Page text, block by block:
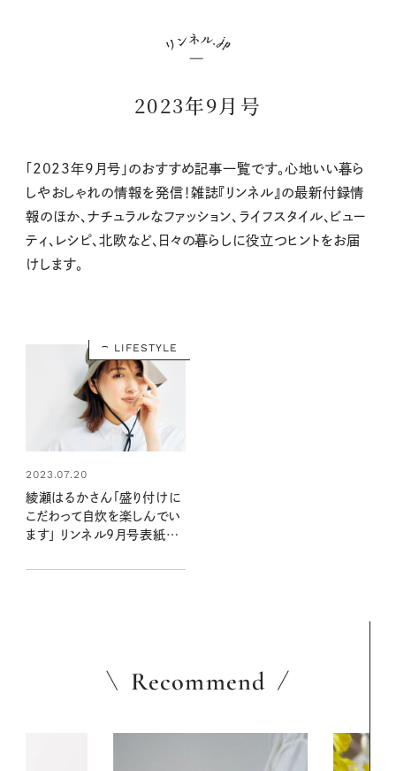
2023年9月号
「2023年9月号」のおすすめ記事一覧です。心地いい暮ら
しやおしゃれの情報を発信！雑誌『リンネル』の最新付録情
報のほか、ナチュラルなファッション、ライフスタイル、ビュー
ティ、レシピ、北欧など、日々の暮らしに役立つヒントをお届
けします。
LIFESTYLE
2023.07.20
綾瀬はるかさん「盛り付けに
こだわって自炊を楽しんでい
ます」 リンネル9月号表紙に
Recommend